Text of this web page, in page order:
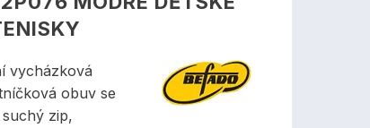
vycházková
obuv se
zip,